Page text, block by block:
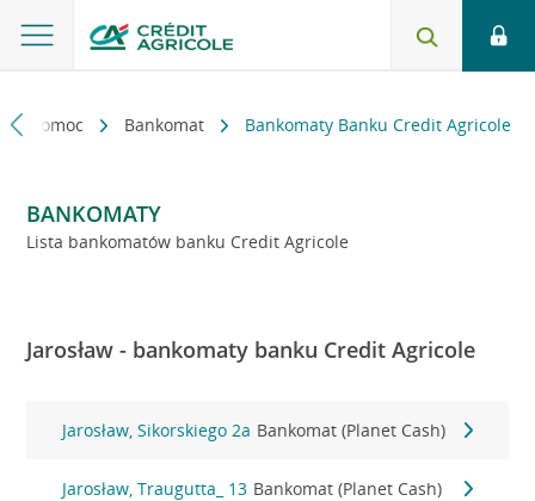
i pomoc Bankomat Bankomaty Banku Credit Agricole
BANKOMATY
Lista bankomatów banku Credit Agricole
Jarosław - bankomaty banku Credit Agricole
Jarosław, Sikorskiego 2a Bankomat (Planet Cash)
Jarosław, Traugutta_ 13 Bankomat (Planet Cash)